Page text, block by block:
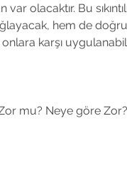
olacaktır. Bu
hem de
onlara karşı
mu? Neye göre Zor?